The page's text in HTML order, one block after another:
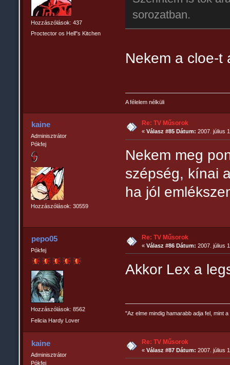
Hozzászólások: 437
Proctector os Hell"s Kitchen
sorozatban.
Nekem a cloe-t
A félelem nélküli
kaine
Adminisztrátor
Pókfej
Hozzászólások: 30559
Re: TV Műsorok
«Válasz #85 Dátum: 2007. július
Nekem meg
szépség, kínai
ha jól
pepo05
Pókfej
Hozzászólások: 8562
Felicia Hardy Lover
Re: TV Műsorok
«Válasz #86 Dátum: 2007. július
Akkor Lex a
"Az elme mindig hamarabb adja fel, mint
kaine
Adminisztrátor
Pókfej
Re: TV Műsorok
«Válasz #87 Dátum: 2007. július